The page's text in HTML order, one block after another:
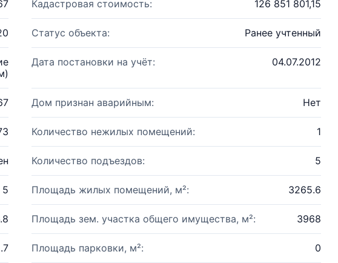
Кадастровая стоимость: 126 851 801,15
Статус объекта: Ранее учтенный
Дата постановки на учёт: 04.07.2012
Дом признан аварийным: Нет
Количество нежилых помещений: 1
Количество подъездов: 5
5 Площадь жилых помещений, м²: 3265.6
Площадь зем. участка общего имущества, м²: 3968
Площадь парковки, м²: 0